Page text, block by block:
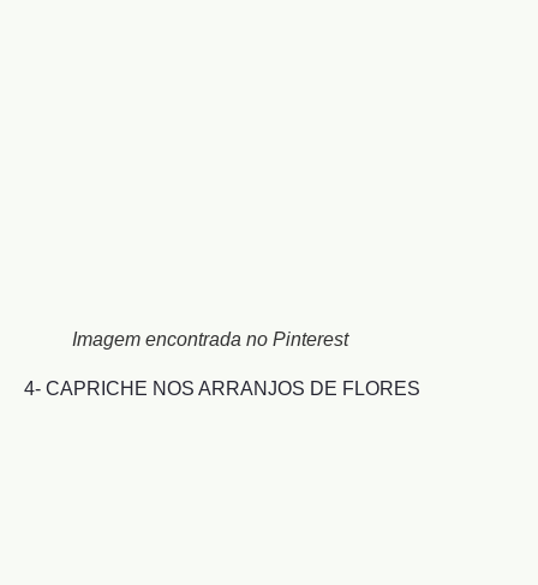
Imagem encontrada no Pinterest
4- CAPRICHE NOS ARRANJOS DE FLORES